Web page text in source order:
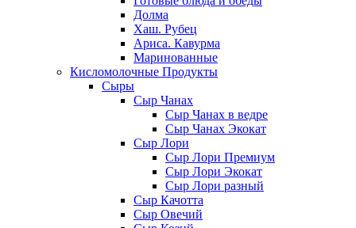
Долма
Хаш. Рубец
Ариса. Кавурма
Маринованные
Кисломолочные Продукты
Сыры
Сыр Чанах
Сыр Чанах в ведре
Сыр Чанах Экокат
Сыр Лори
Сыр Лори Премиум
Сыр Лори Экокат
Сыр Лори разный
Сыр Качотта
Сыр Овечий